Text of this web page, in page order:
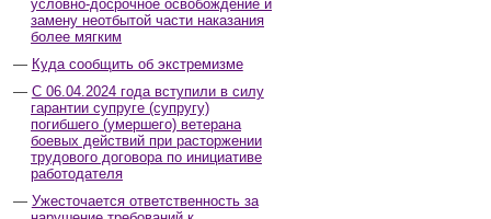
условно-досрочное освобождение и
замену неотбытой части наказания
более мягким
Куда сообщить об экстремизме
С 06.04.2024 года вступили в силу
гарантии супруге (супругу)
погибшего (умершего) ветерана
боевых действий при расторжении
трудового договора по инициативе
работодателя
Ужесточается ответственность за